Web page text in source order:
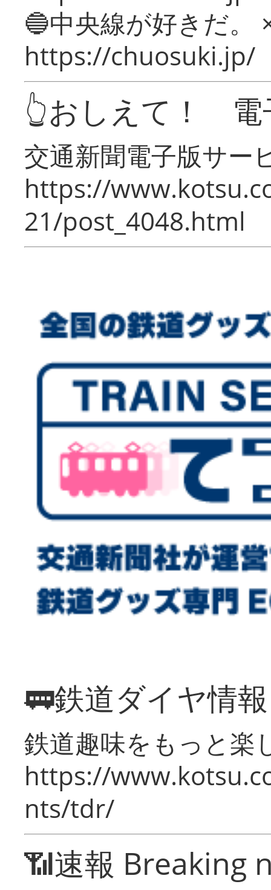
🔵中央線が好きだ。
https://chuosuki.jp/
👆おしえて！ 電
交通新聞電子版サー
https://
21/post_4048.html
🚃鉄道ダイヤ情
鉄道趣味をもっと楽
https://
nts/tdr/
📶速報 Breaking